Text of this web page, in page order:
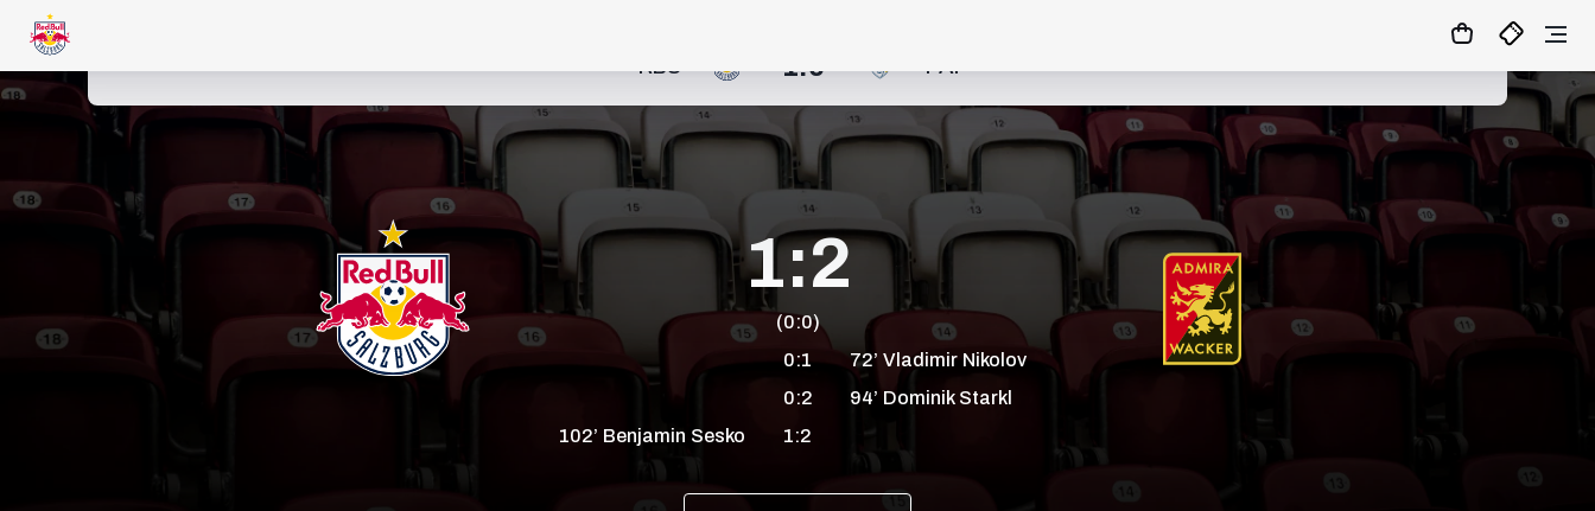
RBS 1:0 PAF
1:2
(0:0)
0:1
72’ Vladimir Nikolov
0:2
94’ Dominik Starkl
102’ Benjamin Sesko 1:2
17
+9
+6
30
+6